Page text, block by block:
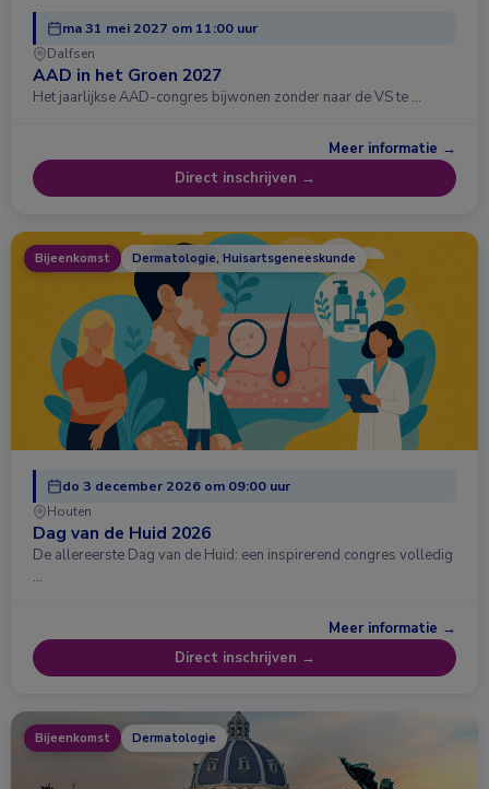
ma 31 mei 2027 om 11:00 uur
Dalfsen
AAD in het Groen 2027
Het jaarlijkse AAD-congres bijwonen zonder naar de VS te …
Meer informatie →
Direct inschrijven →
Bijeenkomst Dermatologie, Huisartsgeneeskunde
do 3 december 2026 om 09:00 uur
Houten
Dag van de Huid 2026
De allereerste Dag van de Huid: een inspirerend congres volledig
…
Meer informatie →
Direct inschrijven →
Bijeenkomst Dermatologie